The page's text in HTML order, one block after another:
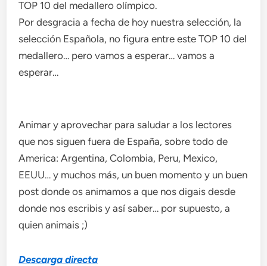
TOP 10 del medallero olímpico.
Por desgracia a fecha de hoy nuestra selección, la
selección Española, no figura entre este TOP 10 del
medallero… pero vamos a esperar… vamos a
esperar…
Animar y aprovechar para saludar a los lectores
que nos siguen fuera de España, sobre todo de
America: Argentina, Colombia, Peru, Mexico,
EEUU… y muchos más, un buen momento y un buen
post donde os animamos a que nos digais desde
donde nos escribis y así saber… por supuesto, a
quien animais ;)
Descarga directa